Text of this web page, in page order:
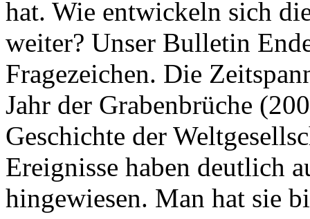
hat. Wie entwickeln sich
weiter? Unser Bulletin
Fragezeichen. Die
Jahr der Grabenbrüche
Geschichte der
Ereignisse haben deutlich
hingewiesen. Man hat sie